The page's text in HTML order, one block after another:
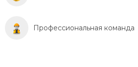
Профессиональная команда